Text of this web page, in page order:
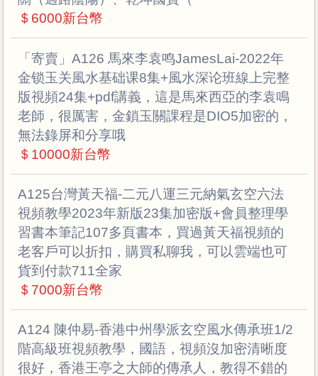
＄6000新台幣
「寄賣」A126 馬來李袁鸣JamesLai-2022年
金锁玉关風水基础课8集+風水深论班線上完整
版視頻24集+pdf講義，這是馬來西亞的李袁鳴
老師，很厲害，金鎖玉關課程是DIO5加密的，
無法錄屏和分享哦
＄10000新台幣
A125台灣黃天福-二元八運三元納氣玄空六法
視頻教學2023年新版23集加密版+會員整理學
習書本筆記107多頁書本，買過黃天福視頻的
老客戶可以折扣，購買私聊我，可以雲端也可
貨到付款711全家
＄7000新台幣
A124 陳仲易-香港中州學派玄空風水傳承班1/2
階高級班視頻教學，國語，視頻沒加密清晰度
很好，香港王亭之大師的傳承人，教得不錯的